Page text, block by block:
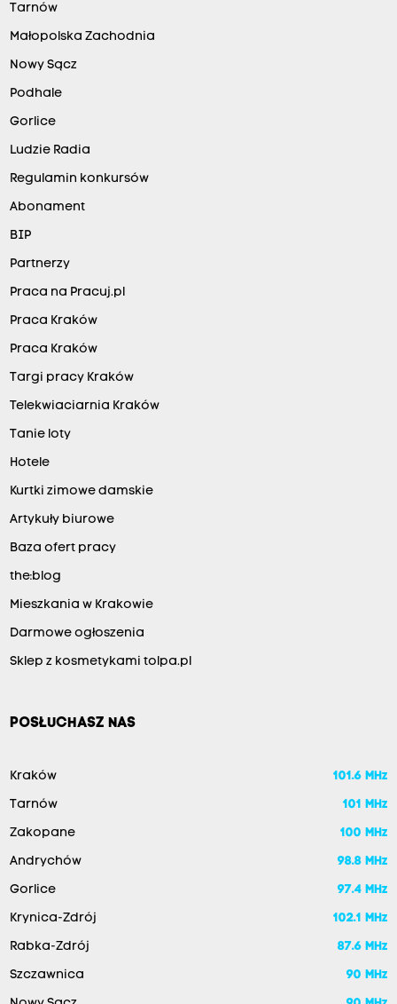
Tarnów
Małopolska Zachodnia
Nowy Sącz
Podhale
Gorlice
Ludzie Radia
Regulamin konkursów
Abonament
BIP
Partnerzy
Praca na Pracuj.pl
Praca Kraków
Praca Kraków
Targi pracy Kraków
Telekwiaciarnia Kraków
Tanie loty
Hotele
Kurtki zimowe damskie
Artykuły biurowe
Baza ofert pracy
the:blog
Mieszkania w Krakowie
Darmowe ogłoszenia
Sklep z kosmetykami tolpa.pl
POSŁUCHASZ NAS
Kraków 101.6 MHz
Tarnów 101 MHz
Zakopane 100 MHz
Andrychów 98.8 MHz
Gorlice 97.4 MHz
Krynica-Zdrój 102.1 MHz
Rabka-Zdrój 87.6 MHz
Szczawnica 90 MHz